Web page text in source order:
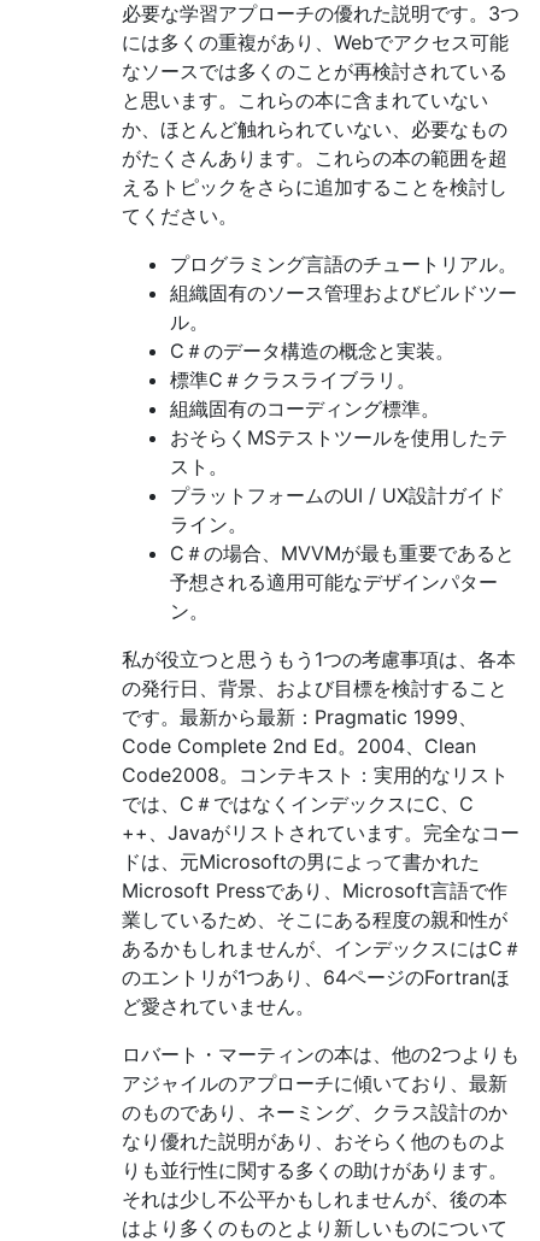
必要な学習アプローチの優れた説明です。3つ
には多くの重複があり、Webでアクセス可能
なソースでは多くのことが再検討されている
と思います。これらの本に含まれていない
か、ほとんど触れられていない、必要なもの
がたくさんあります。これらの本の範囲を超
えるトピックをさらに追加することを検討し
てください。
プログラミング言語のチュートリアル。
組織固有のソース管理およびビルドツー
ル。
C＃のデータ構造の概念と実装。
標準C＃クラスライブラリ。
組織固有のコーディング標準。
おそらくMSテストツールを使用したテ
スト。
プラットフォームのUI / UX設計ガイド
ライン。
C＃の場合、MVVMが最も重要であると
予想される適用可能なデザインパター
ン。
私が役立つと思うもう1つの考慮事項は、各本
の発行日、背景、および目標を検討すること
です。最新から最新：Pragmatic 1999、
Code Complete 2nd Ed。2004、Clean
Code2008。コンテキスト：実用的なリスト
では、C＃ではなくインデックスにC、C
++、Javaがリストされています。完全なコー
ドは、元Microsoftの男によって書かれた
Microsoft Pressであり、Microsoft言語で作
業しているため、そこにある程度の親和性が
あるかもしれませんが、インデックスにはC＃
のエントリが1つあり、64ページのFortranほ
ど愛されていません。
ロバート・マーティンの本は、他の2つよりも
アジャイルのアプローチに傾いており、最新
のものであり、ネーミング、クラス設計のか
なり優れた説明があり、おそらく他のものよ
りも並行性に関する多くの助けがあります。
それは少し不公平かもしれませんが、後の本
はより多くのものとより新しいものについて